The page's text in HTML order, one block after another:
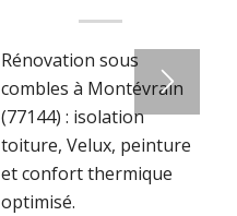
Rénovation sous
combles à Montévrain
(77144) : isolation
toiture, Velux, peinture
et confort thermique
optimisé.